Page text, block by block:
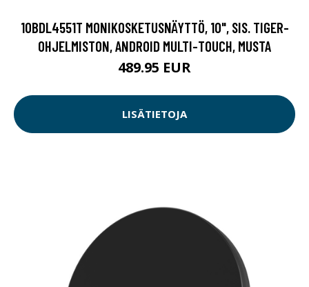
10BDL4551T MONIKOSKETUSNÄYTTÖ, 10", SIS. TIGER-
OHJELMISTON, ANDROID MULTI-TOUCH, MUSTA
489.95 EUR
LISÄTIETOJA